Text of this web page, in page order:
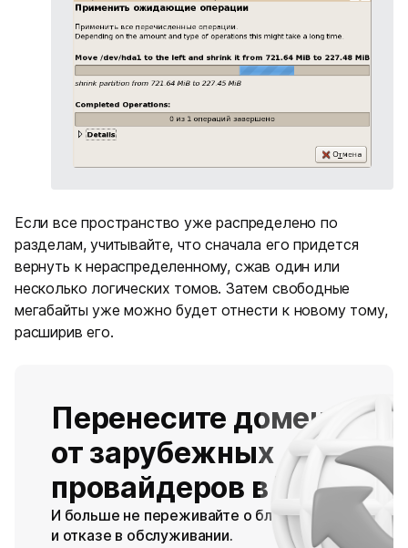
Если все пространство уже распределено по
разделам, учитывайте, что сначала его придется
вернуть к нераспределенному, сжав один или
несколько логических томов. Затем свободные
мегабайты уже можно будет отнести к новому тому,
расширив его.
Перенесите домены
от зарубежных
провайдеров в Timeweb
И больше не переживайте о блокировках
и отказе в обслуживании.